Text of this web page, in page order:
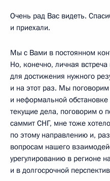
Очень рад Вас видеть.
и приехали.
Мы с Вами в постоянном
Но, конечно, личная
для достижения нужного
и на этот раз. Мы
и неформальной
текущие дела, поговорим о
саммит СНГ, мне тоже
по этому направлению и,
вопросам нашего
урегулированию в регионе
и в долгосрочной